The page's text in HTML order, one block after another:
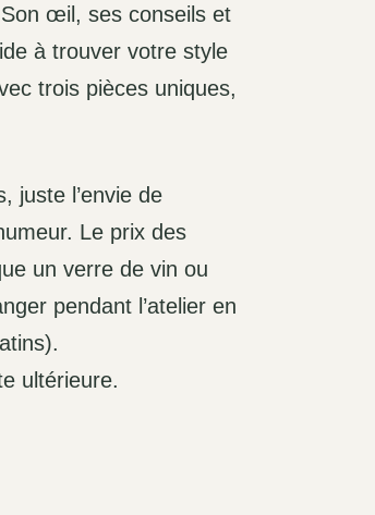
œil, ses conseils et
à trouver votre style
trois pièces uniques,
juste l’envie de
Le prix des
un verre de vin ou
pendant l’atelier en
ultérieure.